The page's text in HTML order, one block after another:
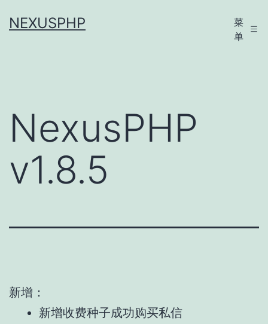
至NEXUSPHP
菜
单
NexusPHP
v1.8.5
新增：
新增收费种子成功购买私信